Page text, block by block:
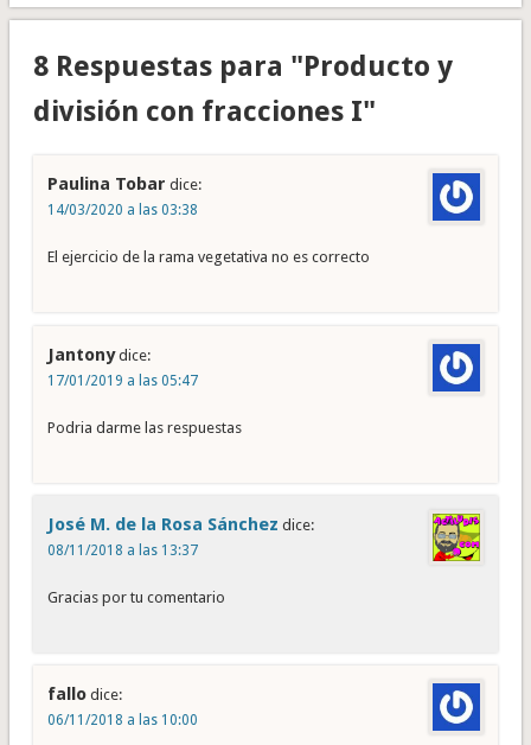
8 Respuestas para "Producto y
división con fracciones I"
Paulina Tobar dice:
14/03/2020 a las 03:38
El ejercicio de la rama vegetativa no es correcto
Jantony dice:
17/01/2019 a las 05:47
Podria darme las respuestas
José M. de la Rosa Sánchez dice:
08/11/2018 a las 13:37
Gracias por tu comentario
fallo dice:
06/11/2018 a las 10:00